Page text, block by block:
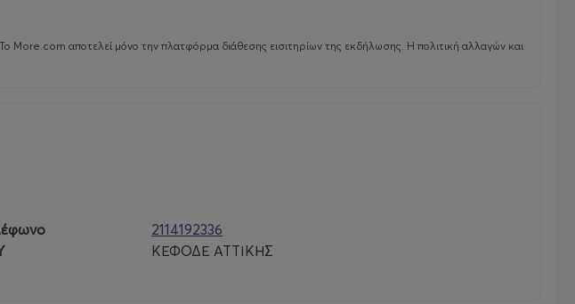
• Συμπαραγωγή Εθνικό Θέατρο Βουλγαρίας
Το More.com αποτελεί μόνο την πλατφόρμα διάθεσης εισιτηρίων της εκδήλωσης. Η πολιτική αλλαγών και
2114192336
ΚΕΦΟΔΕ ΑΤΤΙΚΗΣ